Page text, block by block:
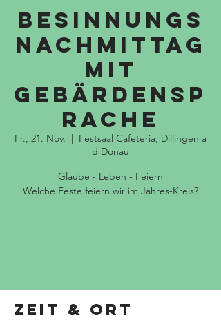
Besinnungs
nachmittag
mit
Gebärdensp
rache
Fr., 21. Nov.
  |
Festsaal Cafeteria, Dillingen a
d Donau
Glaube - Leben - Feiern
Welche Feste feiern wir im Jahres-Kreis?
Zeit & Ort